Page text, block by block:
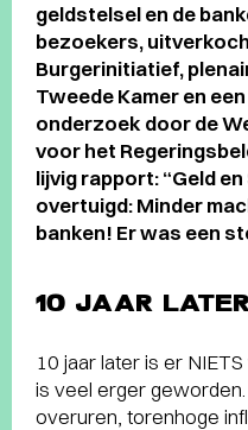
geldstelsel en de
bezoekers,
Burgerinitiatief,
Tweede Kamer en
onderzoek door de
voor het
lijvig rapport: “Geld
overtuigd: Minder
banken! Er was een
10 JAAR
10 jaar later is er
is veel erger
overuren, torenhoge